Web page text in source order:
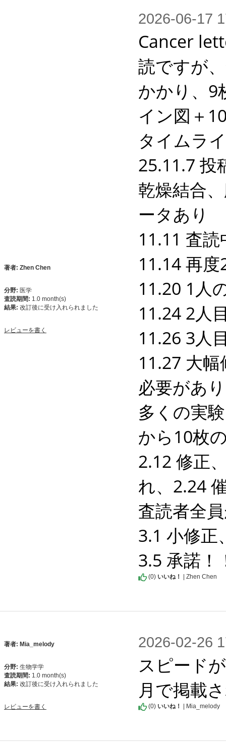
著者: Zhen Chen
分野: 医学
査読期間: 1.0 month(s)
結果: 改訂後に受け入れられました
レビューを書く
2026-06-17
Cancer
読ですが
かかり、9
イン図＋
タイムラ
25.11.7 投
乾燥結合
ータあり
11.11 査
11.14 再
11.20 1人
11.24 2人
11.26 3人
11.27 大
必要があ
多くの実
から10枚
2.12 修正
れ、2.24
査読者全
3.1 小修正
3.5 承諾！
(0) いいね！ | Zhen Chen
著者: Mia_melody
分野: 生物学学
査読期間: 1.0 month(s)
結果: 改訂後に受け入れられました
レビューを書く
2026-02-26
スピード
月で掲載
(0) いいね！ | Mia_melody